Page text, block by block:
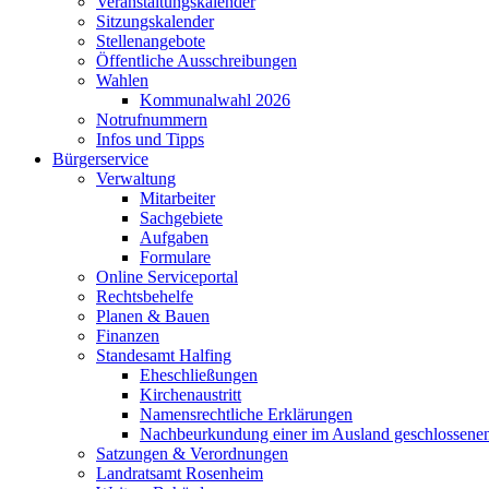
Sitzungskalender
Stellenangebote
Öffentliche Ausschreibungen
Wahlen
Kommunalwahl 2026
Notrufnummern
Infos und Tipps
Bürgerservice
Verwaltung
Mitarbeiter
Sachgebiete
Aufgaben
Formulare
Online Serviceportal
Rechtsbehelfe
Planen & Bauen
Finanzen
Standesamt Halfing
Eheschließungen
Kirchenaustritt
Namensrechtliche Erklärungen
Nachbeurkundung einer im Ausland
Satzungen & Verordnungen
Landratsamt Rosenheim